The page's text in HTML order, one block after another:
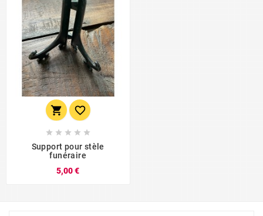
 
    
Support pour stèle
funéraire
5,00 €